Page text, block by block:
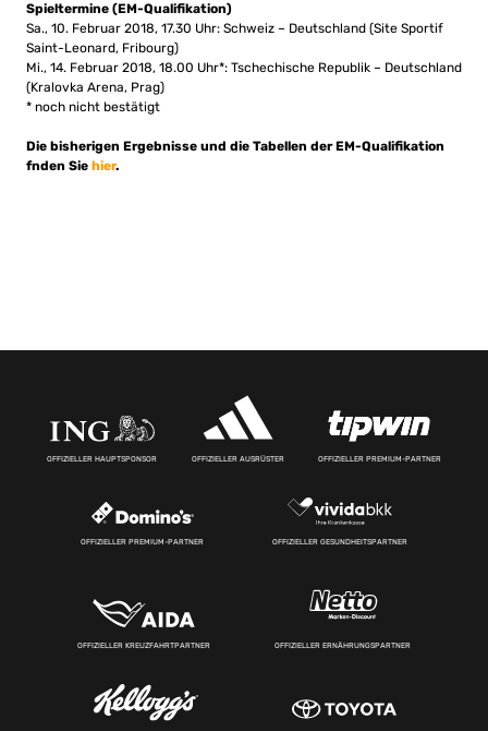
Spieltermine (EM-Qualifikation)
Sa., 10. Februar 2018, 17.30 Uhr: Schweiz – Deutschland (Site Sportif
Saint-Leonard, Fribourg)
Mi., 14. Februar 2018, 18.00 Uhr*: Tschechische Republik – Deutschland
(Kralovka Arena, Prag)
* noch nicht bestätigt
Die bisherigen Ergebnisse und die Tabellen der EM-Qualifikation
fnden Sie hier.
OFFIZIELLER HAUPTSPONSOR OFFIZIELLER AUSRÜSTER OFFIZIELLER PREMIUM-PARTNER
OFFIZIELLER PREMIUM-PARTNER OFFIZIELLER GESUNDHEITSPARTNER
OFFIZIELLER KREUZFAHRTPARTNER OFFIZIELLER ERNÄHRUNGSPARTNER